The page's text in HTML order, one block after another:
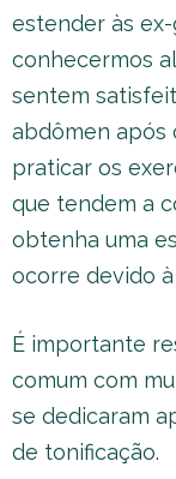
estender às
conhecermos
sentem
abdômen após
praticar os
que tendem a
obtenha uma
ocorre devido
É importante
comum com
se dedicaram
de tonificação.